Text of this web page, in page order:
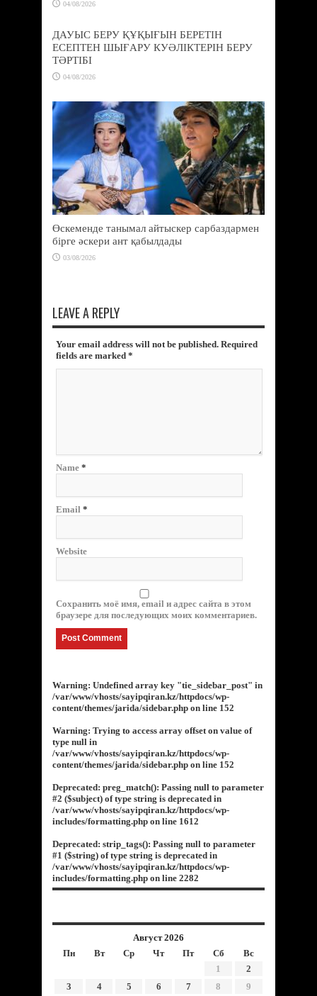
04/08/2026
ДАУЫС БЕРУ ҚҰҚЫҒЫН БЕРЕТІН
ЕСЕПТЕН ШЫҒАРУ КУӘЛІКТЕРІН БЕРУ
ТӘРТІБІ
04/08/2026
Өскеменде танымал айтыскер сарбаздармен
бірге әскери ант қабылдады
03/08/2026
LEAVE A REPLY
Your email address will not be published. Required
fields are marked *
Name *
Email *
Website
Сохранить моё имя, email и адрес сайта в этом
браузере для последующих моих комментариев.
Warning: Undefined array key "tie_sidebar_post" in
/var/www/vhosts/sayipqiran.kz/httpdocs/wp-
content/themes/jarida/sidebar.php on line 152
Warning: Trying to access array offset on value of
type null in
/var/www/vhosts/sayipqiran.kz/httpdocs/wp-
content/themes/jarida/sidebar.php on line 152
Deprecated: preg_match(): Passing null to parameter
#2 ($subject) of type string is deprecated in
/var/www/vhosts/sayipqiran.kz/httpdocs/wp-
includes/formatting.php on line 1612
Deprecated: strip_tags(): Passing null to parameter
#1 ($string) of type string is deprecated in
/var/www/vhosts/sayipqiran.kz/httpdocs/wp-
includes/formatting.php on line 2282
Август 2026
Пн
Вт Ср Чт Пт Сб
Вс
1
2
3
4 5 6 7 8
9